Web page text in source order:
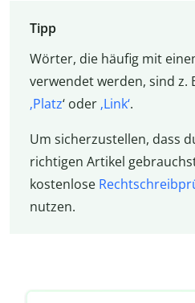
Tipp
Wörter, die häufig mit
verwendet werden, sind z.
‚Platz‘ oder ‚Link‘.
Um sicherzustellen, dass
richtigen Artikel
kostenlose
nutzen.